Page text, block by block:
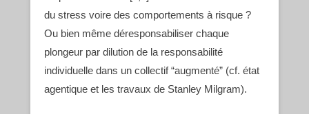
du stress voire des comportements à risque ?
Ou bien même déresponsabiliser chaque
plongeur par dilution de la responsabilité
individuelle dans un collectif “augmenté” (cf. état
agentique et les travaux de Stanley Milgram).